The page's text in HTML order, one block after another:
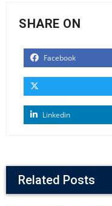
SHARE ON
Facebook
Linkedin
Related Posts